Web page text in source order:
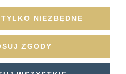
NIEZBĘDNE
ZGODY